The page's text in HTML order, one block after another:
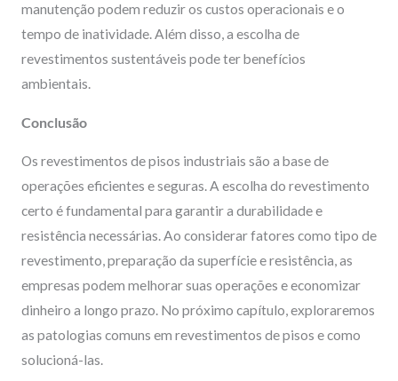
manutenção podem reduzir os custos operacionais e o
tempo de inatividade. Além disso, a escolha de
revestimentos sustentáveis pode ter benefícios
ambientais.
Conclusão
Os revestimentos de pisos industriais são a base de
operações eficientes e seguras. A escolha do revestimento
certo é fundamental para garantir a durabilidade e
resistência necessárias. Ao considerar fatores como tipo de
revestimento, preparação da superfície e resistência, as
empresas podem melhorar suas operações e economizar
dinheiro a longo prazo. No próximo capítulo, exploraremos
as patologias comuns em revestimentos de pisos e como
solucioná-las.